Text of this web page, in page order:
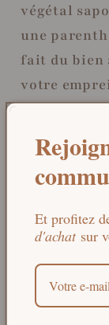
végétal
une
fait du bien
votre
Et profitez
d'achat sur